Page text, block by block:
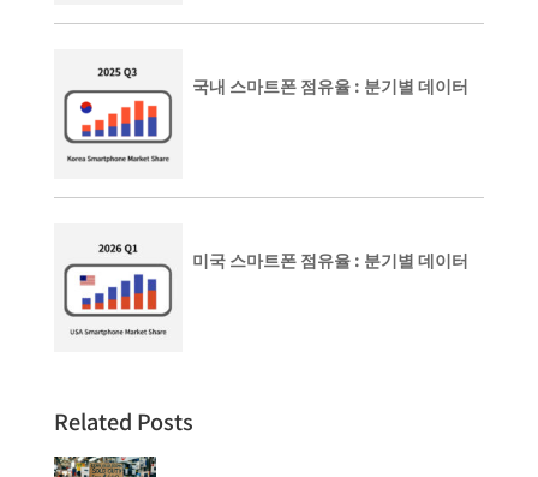
국내 스마트폰 점유율 : 분기별 데이터
미국 스마트폰 점유율 : 분기별 데이터
Related Posts